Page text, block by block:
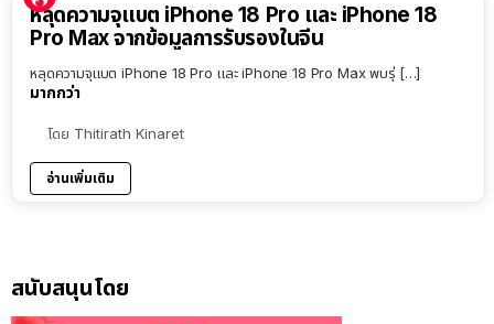
หลุดความจุแบต iPhone 18 Pro และ iPhone 18
Pro Max จากข้อมูลการรับรองในจีน
หลุดความจุแบต iPhone 18 Pro และ iPhone 18 Pro Max พบรุ่ […]
มากกว่า
โดย Thitirath Kinaret
อ่านเพิ่มเติม
สนับสนุนโดย